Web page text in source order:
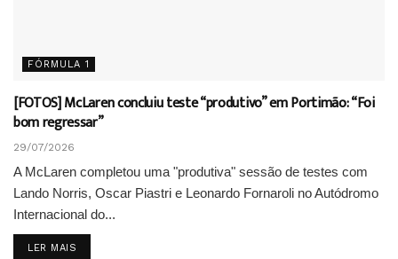
FÓRMULA 1
[FOTOS] McLaren concluiu teste “produtivo” em Portimão: “Foi
bom regressar”
29/07/2026
A McLaren completou uma "produtiva" sessão de testes com
Lando Norris, Oscar Piastri e Leonardo Fornaroli no Autódromo
Internacional do...
LER MAIS